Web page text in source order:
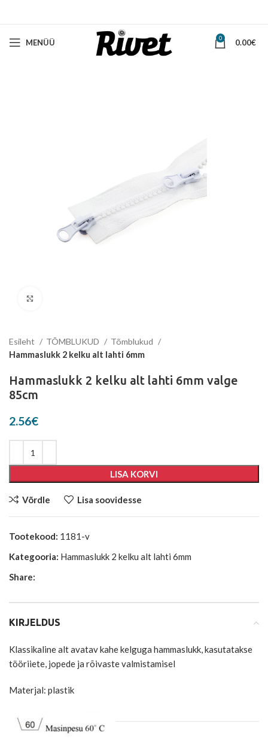
MENÜÜ 0 0.00€
Esileht TÕMBLUKUD
Tõmblukud
Hammaslukk 2 kelku alt lahti 6mm
Hammaslukk 2 kelku alt lahti 6mm valge
85cm
2.56€
LISA KORVI
Võrdle Lisa soovidesse
Tootekood: 1181-v
Kategooria: Hammaslukk 2 kelku alt lahti 6mm
Share:
KIRJELDUS
Klassikaline alt avatav kahe kelguga hammaslukk, kasutatakse
tööriiete, jopede ja rõivaste valmistamisel
Materjal: plastik